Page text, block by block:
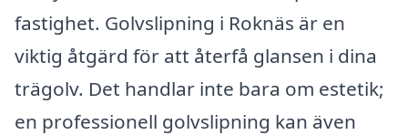
fastighet. Golvslipning i Roknäs är en
viktig åtgärd för att återfå glansen i dina
trägolv. Det handlar inte bara om estetik;
en professionell golvslipning kan även